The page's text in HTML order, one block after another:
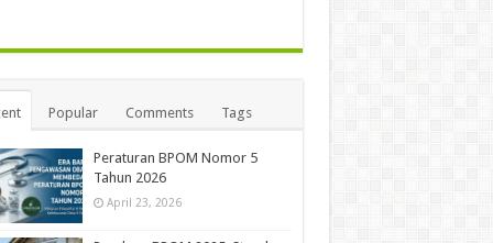
Popular Comments Tags
Peraturan BPOM Nomor 5
Tahun 2026
April 23, 2026